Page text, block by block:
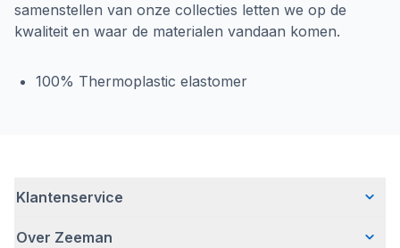
samenstellen van onze collecties letten we op de
kwaliteit en waar de materialen vandaan komen.
100% Thermoplastic elastomer
Klantenservice
Veelgestelde vragen
Over Zeeman